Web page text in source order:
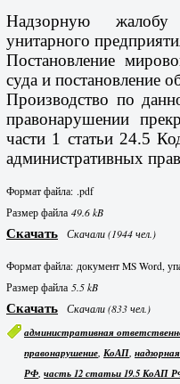
Надзорную жалобу
унитарного
Постановление
суда и постановление
Производство по
правонарушении
части 1 статьи 24.5
административных
Формат файла: .pdf
Размер файла49.6 kB
Скачать Скачали (1944 чел.)
Формат файла: документ MS Word,
Размер файла5.5 kB
Скачать Скачали (833 чел.)
административная
правонарушение,КоАП,
РФ,часть 12 статьи 19.5 КоАП